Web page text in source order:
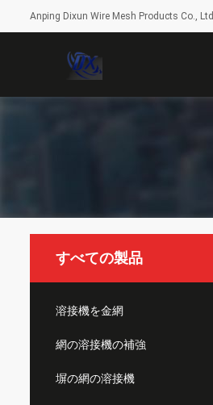
Anping Dixun Wire Mesh Products Co., Ltd
すべての製品
溶接機を金網
網の溶接機の補強
塀の網の溶接機